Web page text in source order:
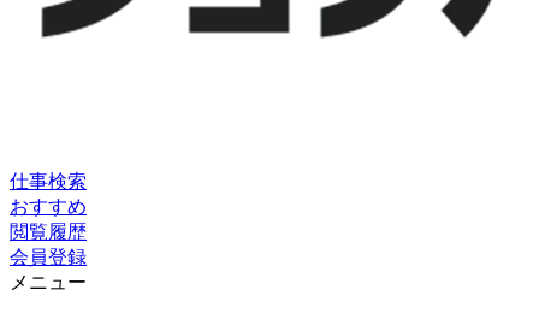
仕事検索
おすすめ
閲覧履歴
会員登録
メニュー